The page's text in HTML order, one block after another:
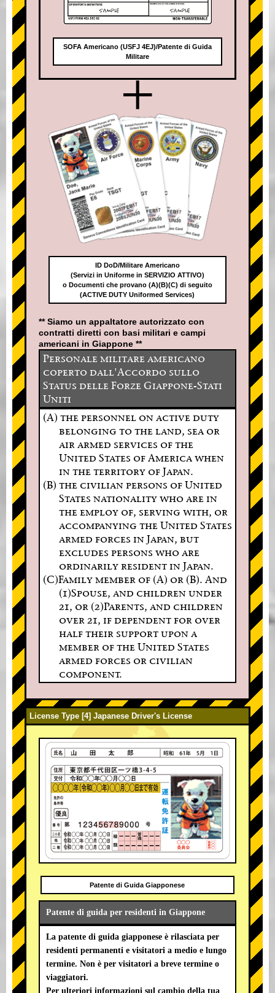
SOFA Americano (USFJ 4EJ)/Patente di Guida
Militare
+
ID DoD/Militare Americano
(Servizi in Uniforme in SERVIZIO ATTIVO)
o Documenti che provano (A)(B)(C) di seguito
(ACTIVE DUTY Uniformed Services)
** Siamo un appaltatore autorizzato con
contratti diretti con basi militari e campi
americani in Giappone **
Personale militare americano
coperto dall'Accordo sullo
Status delle Forze Giappone-Stati
Uniti
(A) the personnel on active duty
belonging to the land, sea or
air armed services of the
United States of America when
in the territory of Japan.
(B) the civilian persons of United
States nationality who are in
the employ of, serving with, or
accompanying the United States
armed forces in Japan, but
excludes persons who are
ordinarily resident in Japan.
(C)Family member of (A) or (B). And
(1)Spouse, and children under
21, or (2)Parents, and children
over 21, if dependent for over
half their support upon a
member of the United States
armed forces or civilian
component.
License Type [4] Japanese Driver's License
Patente di Guida Giapponese
Patente di guida per residenti in Giappone
La patente di guida giapponese è rilasciata per
residenti permanenti e visitatori a medio e lungo
termine. Non è per visitatori a breve termine o
viaggiatori.
Per ulteriori informazioni sul cambio della tua